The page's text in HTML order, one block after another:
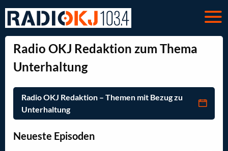
Radio OKJ Redaktion zum Thema
Unterhaltung
Radio OKJ Redaktion – Themen mit Bezug zu
Unterhaltung
Neueste Episoden